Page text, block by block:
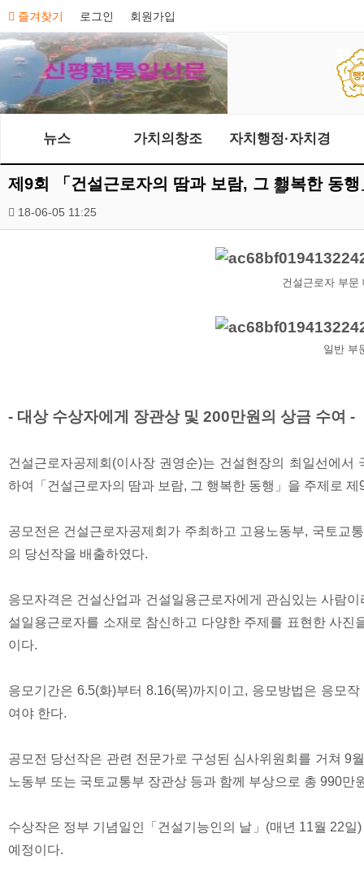
즐겨찾기 로그인 회원가입
뉴스 가치의창조 자치행정·자치경
찰
제9회 「건설근로자의 땀과 보람, 그 행복한 동
18-06-05 11:25
건설근로자 부문
일반 부
- 대상 수상자에게 장관상 및 200만원의 상금 수여 -
건설근로자공제회(이사장 권영순)는 건설현장의 최일선에
하여「건설근로자의 땀과 보람, 그 행복한 동행」을 주제로
공모전은 건설근로자공제회가 주최하고 고용노동부, 국토교
의 당선작을 배출하였다.
응모자격은 건설산업과 건설일용근로자에게 관심있는 사람
설일용근로자를 소재로 참신하고 다양한 주제를 표현한 사
이다.
응모기간은 6.5(화)부터 8.16(목)까지이고, 응모방법은 응모
여야 한다.
공모전 당선작은 관련 전문가로 구성된 심사위원회를 거쳐 9
노동부 또는 국토교통부 장관상 등과 함께 부상으로 총 990만
수상작은 정부 기념일인「건설기능인의 날」(매년 11월 22
예정이다.